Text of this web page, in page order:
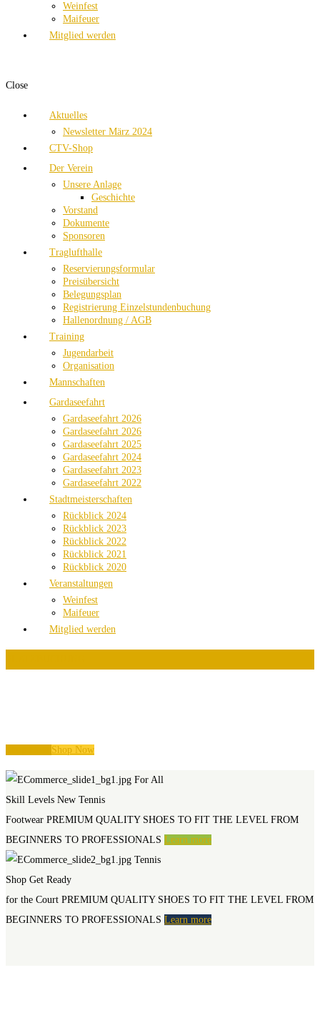
Weinfest
Maifeuer
Mitglied werden
Close
Aktuelles
Newsletter März 2024
CTV-Shop
Der Verein
Unsere Anlage
Geschichte
Vorstand
Dokumente
Sponsoren
Traglufthalle
Reservierungsformular
Preisübersicht
Belegungsplan
Registrierung Einzelstundenbuchung
Hallenordnung / AGB
Training
Jugendarbeit
Organisation
Mannschaften
Gardaseefahrt
Gardaseefahrt 2026
Gardaseefahrt 2026
Gardaseefahrt 2025
Gardaseefahrt 2024
Gardaseefahrt 2023
Gardaseefahrt 2022
Stadtmeisterschaften
Rückblick 2024
Rückblick 2023
Rückblick 2022
Rückblick 2021
Rückblick 2020
Veranstaltungen
Weinfest
Maifeuer
Mitglied werden
Shop Now
For All
Skill Levels New Tennis
Footwear PREMIUM QUALITY SHOES TO FIT THE LEVEL FROM
BEGINNERS TO PROFESSIONALS Learn more
Tennis
Shop Get Ready
for the Court PREMIUM QUALITY SHOES TO FIT THE LEVEL FROM
BEGINNERS TO PROFESSIONALS Learn more